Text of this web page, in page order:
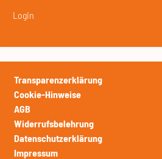
Login
Transparenzerklärung
Cookie-Hinweise
AGB
Widerrufsbelehrung
Datenschutzerklärung
Impressum